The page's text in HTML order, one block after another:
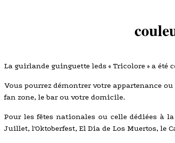
La guirlande guinguette leds « Tricolore » a
Vous pourrez démontrer votre appartenance
fan zone, le bar ou votre domicile.
Pour les fêtes nationales ou celle dédiées à
Juillet, l'Oktoberfest, El Dia de Los Muertos, le